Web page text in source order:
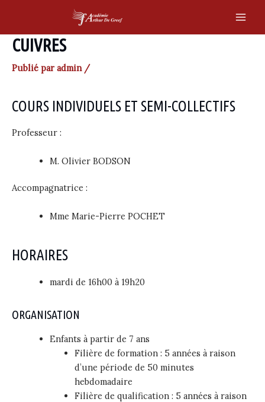
content
CUIVRES
Publié par admin /
COURS INDIVIDUELS ET SEMI-COLLECTIFS
Professeur :
M. Olivier BODSON
Accompagnatrice :
Mme Marie-Pierre POCHET
HORAIRES
mardi de 16h00 à 19h20
ORGANISATION
Enfants à partir de 7 ans
Filière de formation : 5 années à raison
d’une période de 50 minutes
hebdomadaire
Filière de qualification : 5 années à raison